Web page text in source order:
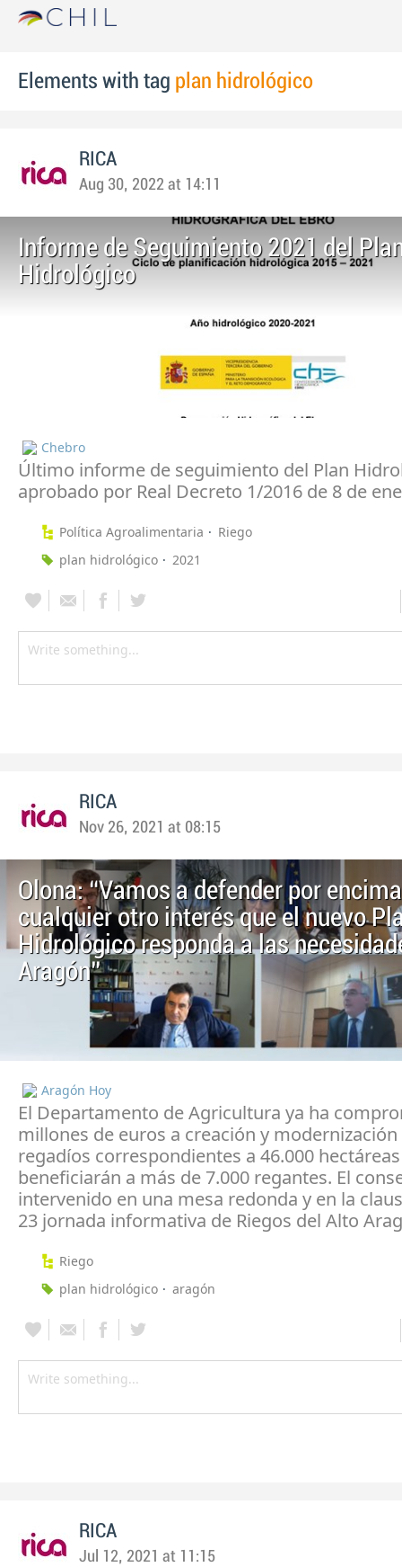
Elements with tag plan hidrológico
RICA
Aug 30, 2022 at 14:11
Informe de Seguimiento 2021 del
Hidrológico
Chebro
Último informe de seguimiento del Plan
aprobado por Real Decreto 1/2016 de 8 de
Política Agroalimentaria
Riego
plan hidrológico
2021
RICA
Nov 26, 2021 at 08:15
Olona: “Vamos a defender por
cualquier otro interés que el nuevo
Hidrológico responda a las
Aragón”
Aragón Hoy
El Departamento de Agricultura ya ha
millones de euros a creación y modernización
regadíos correspondientes a 46.000
beneficiarán a más de 7.000 regantes. El
intervenido en una mesa redonda y en la
23 jornada informativa de Riegos del Alto
Riego
plan hidrológico
aragón
RICA
Jul 12, 2021 at 11:15